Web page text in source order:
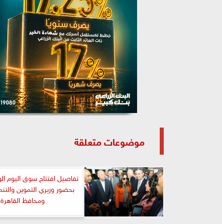
موضوعات متعلقة
تفاصيل افتتاح سوق اليوم
بحضور وزيري التموين
ومحافظ القاهرة